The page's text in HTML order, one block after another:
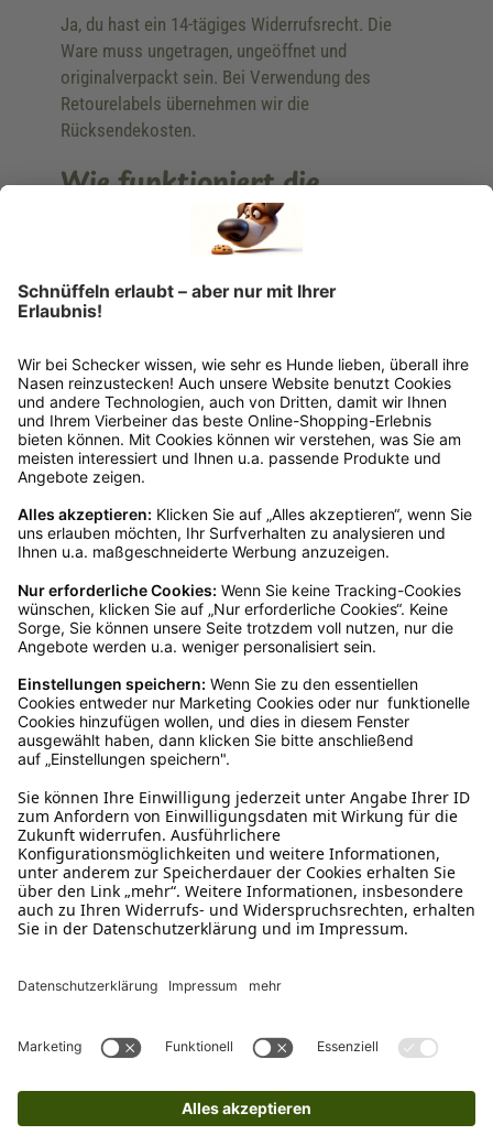
Ja, du hast ein 14-tägiges Widerrufsrecht. Die
Ware muss ungetragen, ungeöffnet und
originalverpackt sein. Bei Verwendung des
Retourelabels übernehmen wir die
Rücksendekosten.
Wie funktioniert die
Rücksendung?
findest du online. Verpacke die Artikel
anschließend sicher und klebe das
dir in deinem Kundenkonto anfordern. Hast du als
Gast bestellt, schreibe uns eine Email an
verkauf@schecker.de oder rufe zu unseren
Servicezeiten an, dann lassen wir dir ein
Rücksendeetikett zukommen.
Kundenservice
Mo – Fr 9 – 17 Uhr, Sa 9 – 13 Uhr
Ruf uns an
04942-60 64 080
Schreibe uns
verkauf@schecker.de
WhatsApp Support
Mehr von uns